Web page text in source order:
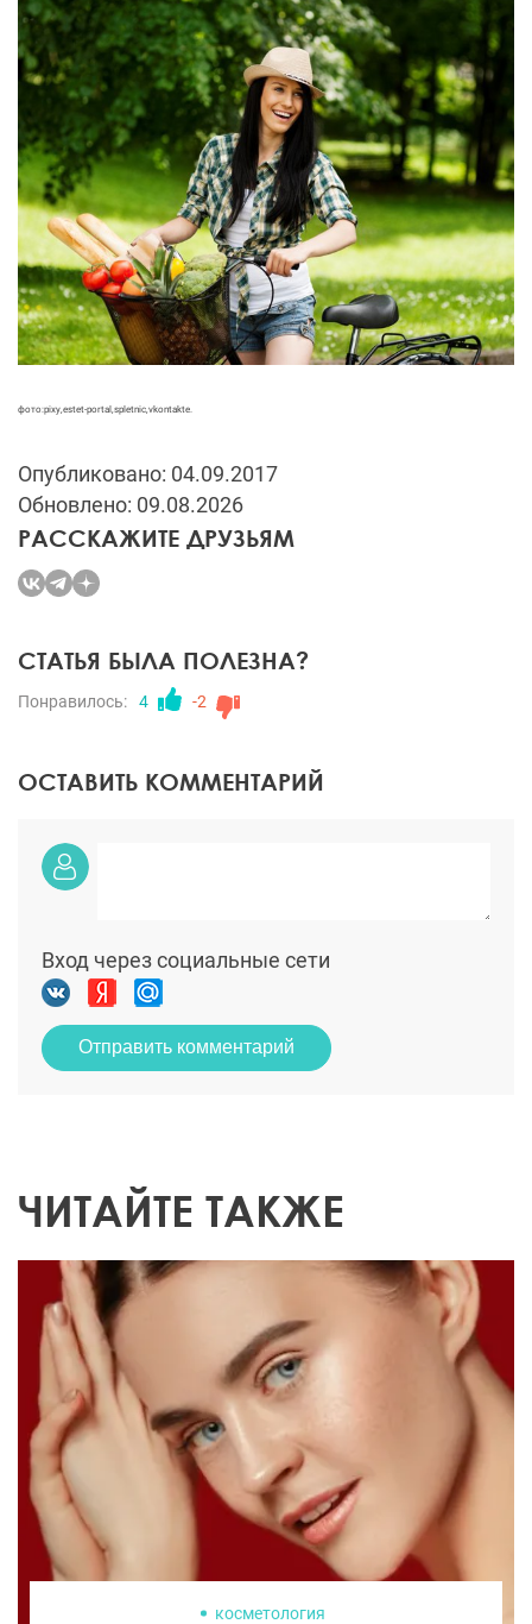
фото:pixy,estet-portal,spletnic,vkontakte.
Опубликовано: 04.09.2017
Обновлено: 09.08.2026
РАССКАЖИТЕ ДРУЗЬЯМ
СТАТЬЯ БЫЛА ПОЛЕЗНА?
Понравилось: 4 -2
ОСТАВИТЬ КОММЕНТАРИЙ
Вход через социальные сети
Отправить комментарий
ЧИТАЙТЕ ТАКЖЕ
косметология